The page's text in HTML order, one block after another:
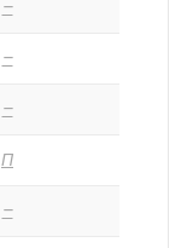
–
–
–
П
–